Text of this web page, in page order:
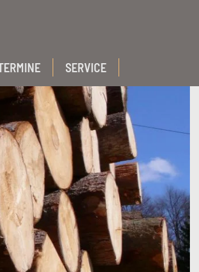
SERVICE